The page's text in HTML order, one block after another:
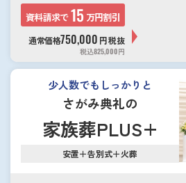
資料請求で15 万円割引
通常価格750,000 円税抜
税込825,000円
少人数でもしっかりと
さがみ典礼の
家族葬PLUS+
安置＋告別式＋火葬